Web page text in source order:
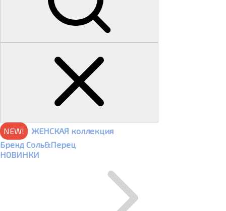
NEW!
ЖЕНСКАЯ коллекция
Бренд Соль&Перец
НОВИНКИ